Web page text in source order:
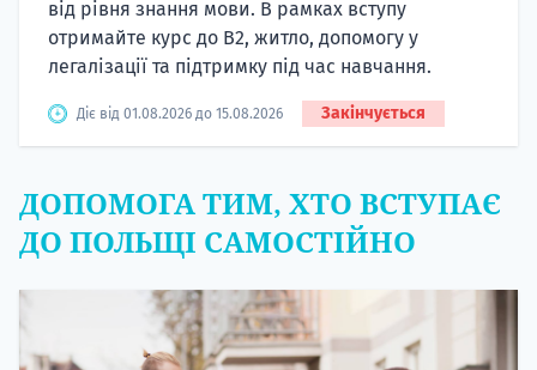
від рівня знання мови. В рамках вступу
отримайте курс до B2, житло, допомогу у
легалізації та підтримку під час навчання.
Діє від 01.08.2026 до 15.08.2026 Закінчується
ДОПОМОГА ТИМ, ХТО ВСТУПАЄ
ДО ПОЛЬЩІ САМОСТІЙНО